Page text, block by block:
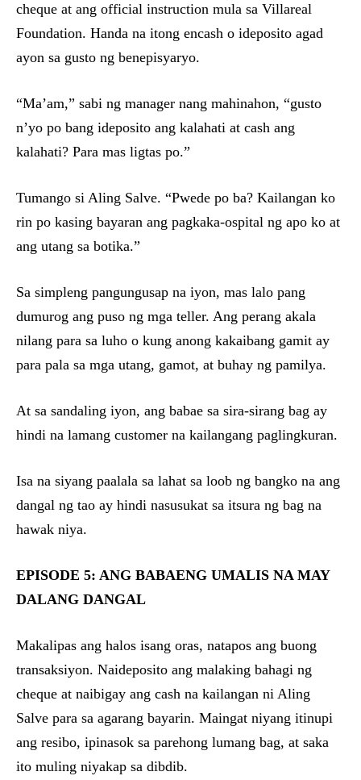
cheque at ang official instruction mula sa Villareal
Foundation. Handa na itong encash o ideposito agad
ayon sa gusto ng benepisyaryo.
“Ma’am,” sabi ng manager nang mahinahon, “gusto
n’yo po bang ideposito ang kalahati at cash ang
kalahati? Para mas ligtas po.”
Tumango si Aling Salve. “Pwede po ba? Kailangan ko
rin po kasing bayaran ang pagkaka-ospital ng apo ko at
ang utang sa botika.”
Sa simpleng pangungusap na iyon, mas lalo pang
dumurog ang puso ng mga teller. Ang perang akala
nilang para sa luho o kung anong kakaibang gamit ay
para pala sa mga utang, gamot, at buhay ng pamilya.
At sa sandaling iyon, ang babae sa sira-sirang bag ay
hindi na lamang customer na kailangang paglingkuran.
Isa na siyang paalala sa lahat sa loob ng bangko na ang
dangal ng tao ay hindi nasusukat sa itsura ng bag na
hawak niya.
EPISODE 5: ANG BABAENG UMALIS NA MAY
DALANG DANGAL
Makalipas ang halos isang oras, natapos ang buong
transaksiyon. Naideposito ang malaking bahagi ng
cheque at naibigay ang cash na kailangan ni Aling
Salve para sa agarang bayarin. Maingat niyang itinupi
ang resibo, ipinasok sa parehong lumang bag, at saka
ito muling niyakap sa dibdib.